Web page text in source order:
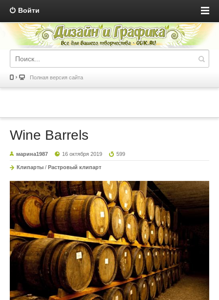
Войти
Полная версия сайта
Wine Barrels
марина1987 16 октября 2019 599
Клипарты / Растровый клипарт